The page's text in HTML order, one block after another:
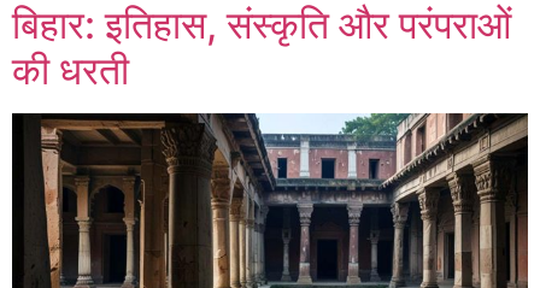
बिहार: इतिहास, संस्कृति और परंपराओं
की धरती